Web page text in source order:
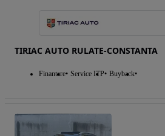
TIRIAC AUTO RULATE-CONSTANTA
Finantare Service ITP Buyback